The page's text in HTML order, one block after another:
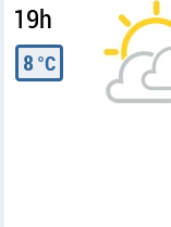
19h
8 °C